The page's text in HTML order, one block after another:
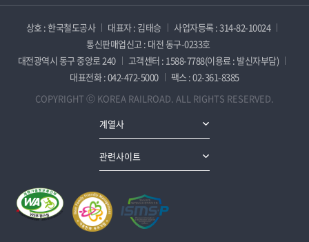
상호 : 한국철도공사 대표자 : 김태승
사업자등록 : 314-82-10024
통신판매업신고 : 대전 동구-0233호
대전광역시 동구 중앙로 240
고객센터 : 1588-7788(이용료 : 발신자부담)
대표전화 : 042-472-5000
팩스 : 02-361-8385
COPYRIGHT ⓒ KOREA RAILROAD. ALL RIGHTS RESERVED.
계열사
관련사이트